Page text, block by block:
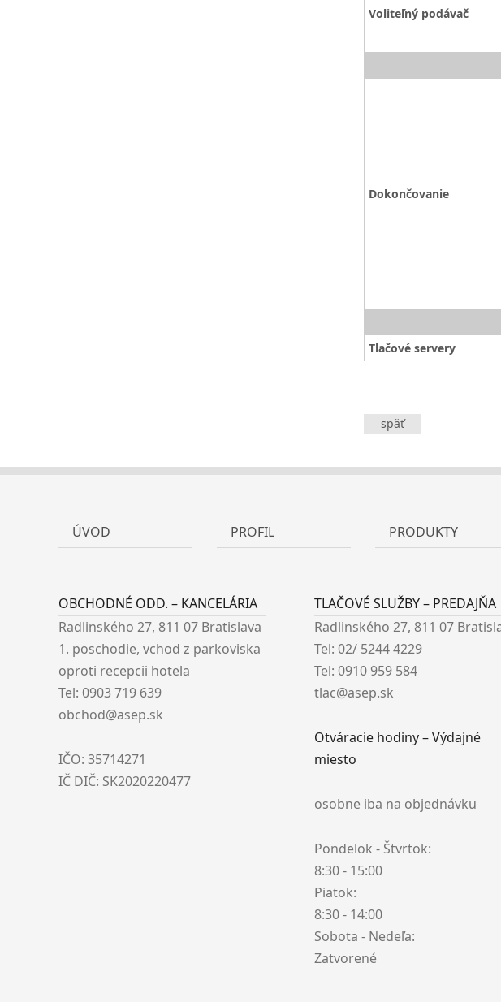
Voliteľný podávač
Dokončovanie
Tlačové servery
späť
ÚVOD PROFIL PRODUKTY
OBCHODNÉ ODD. – KANCELÁRIA
Radlinského 27, 811 07 Bratislava
1. poschodie, vchod z parkoviska
oproti recepcii hotela
Tel: 0903 719 639
obchod@asep.sk
IČO: 35714271
IČ DIČ: SK2020220477
TLAČOVÉ SLUŽBY – PREDAJŇA
Radlinského 27, 811 07
Tel: 02/ 5244 4229
Tel: 0910 959 584
tlac@asep.sk
Otváracie hodiny – Výdajné
miesto
osobne iba na objednávku
Pondelok - Štvrtok:
8:30 - 15:00
Piatok:
8:30 - 14:00
Sobota - Nedeľa:
Zatvorené